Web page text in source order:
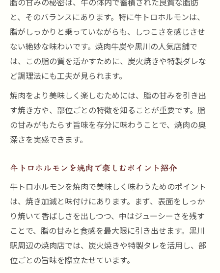
と、そのバランスにあります。特に牛トロホルモンは、
脂がしっかりと乗っていながらも、しつこさを感じさせ
ない絶妙な味わいです。焼肉牛炭や黒川の人気店舗で
は、この脂の質を活かすために、炭火焼きや特製ダレな
ど調理法にも工夫が見られます。
焼肉をより美味しく楽しむためには、脂の甘みを引き出
す焼き方や、部位ごとの特徴を知ることが重要です。脂
の甘みがもたらす旨味を存分に味わうことで、焼肉の奥
深さを実感できます。
牛トロホルモンを焼肉で楽しむポイント紹介
牛トロホルモンを焼肉で美味しく味わうためのポイント
は、焼き加減と味付けにあります。まず、表面をしっか
り焼いて香ばしさを出しつつ、中はジューシーさを残す
ことで、脂の甘みと食感を最大限に引き出せます。黒川
駅周辺の焼肉店では、炭火焼きや特製タレを活用し、部
位ごとの旨味を際立たせています。